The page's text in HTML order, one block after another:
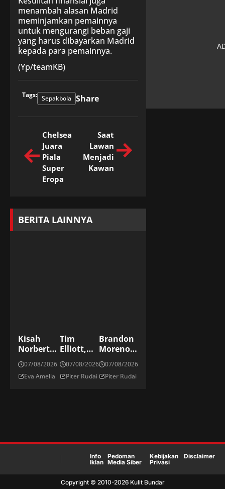
menambah alasan Madrid
meminjamkan pemainnya
untuk mengurangi beban gaji
yang harus dibayarkan Madrid
kepada para pemainnya.
(Yp/teamKB)
Tags: Sepakbola Share
Chelsea
Juara
Piala
Super
Eropa
Saat
Lawan
Menjadi
Kawan
BERITA LAINNYA
Kisah
Norberto
Alonso
Menulis
Ulang
07/08/2026
Eva Amelia
Tim
Elliott,
Sang
Pengacau
Di Kelas
07/08/2026
Piter Rudai
Brandon
Moreno:
Petarung
Meksiko
Di Divisi
07/08/2026
Piter Rudai
Info
Iklan
Pedoman
Media Siber
Kebijakan
Privasi
Disclaimer
Copyright © 2010-2026Kulit Bundar